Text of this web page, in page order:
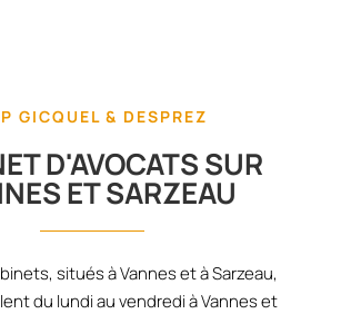
GICQUEL & DESPREZ
D'AVOCATS SUR
ET SARZEAU
situés à Vannes et à Sarzeau,
du lundi au vendredi à Vannes et